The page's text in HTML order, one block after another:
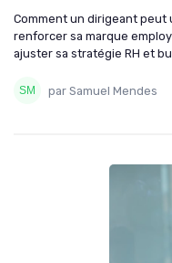
Comment un dirigeant peut
renforcer sa marque
ajuster sa stratégie RH et
par Samuel Mendes